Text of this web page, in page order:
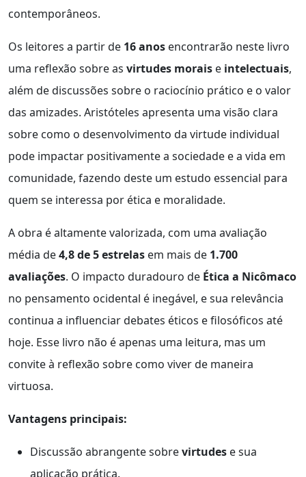
contemporâneos.
Os leitores a partir de 16 anos encontrarão neste livro
uma reflexão sobre as virtudes morais e intelectuais,
além de discussões sobre o raciocínio prático e o valor
das amizades. Aristóteles apresenta uma visão clara
sobre como o desenvolvimento da virtude individual
pode impactar positivamente a sociedade e a vida em
comunidade, fazendo deste um estudo essencial para
quem se interessa por ética e moralidade.
A obra é altamente valorizada, com uma avaliação
média de4,8 de 5 estrelas em mais de 1.700
avaliações. O impacto duradouro de Ética a Nicômaco
no pensamento ocidental é inegável, e sua relevância
continua a influenciar debates éticos e filosóficos até
hoje. Esse livro não é apenas uma leitura, mas um
convite à reflexão sobre como viver de maneira
virtuosa.
Vantagens principais:
Discussão abrangente sobrevirtudes e sua
aplicação prática.